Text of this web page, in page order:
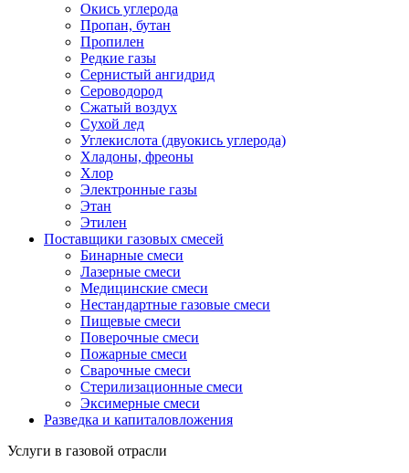
Окись углерода
Пропан, бутан
Пропилен
Редкие газы
Сернистый ангидрид
Сероводород
Сжатый воздух
Сухой лед
Углекислота (двуокись углерода)
Хладоны, фреоны
Хлор
Электронные газы
Этан
Этилен
Поставщики газовых смесей
Бинарные смеси
Лазерные смеси
Медицинские смеси
Нестандартные газовые смеси
Пищевые смеси
Поверочные смеси
Пожарные смеси
Сварочные смеси
Стерилизационные смеси
Эксимерные смеси
Разведка и капиталовложения
Услуги в газовой отрасли